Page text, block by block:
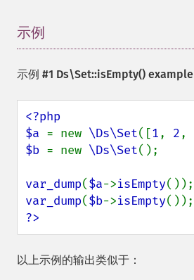
示例
示例 #1 Ds\Set::isEmpty() example
<?php
$a = new \Ds\Set([1, 2,
$b = new \Ds\Set();
var_dump($a->isEmpty
var_dump($b->isEmpty
?>
以上示例的输出类似于：